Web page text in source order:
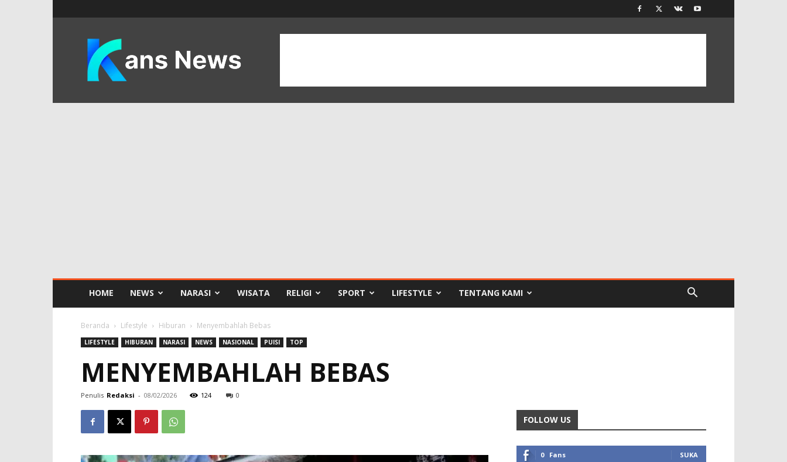
KANS
News
HOME NEWS NARASI WISATA RELIGI SPORT LIFESTYLE TENTANG KAMI
Beranda Lifestyle Hiburan Menyembahlah Bebas
LIFESTYLE HIBURAN NARASI NEWS NASIONAL PUISI TOP
MENYEMBAHLAH BEBAS
Penulis Redaksi - 08/02/2026 124 0
FOLLOW US
0 Fans SUKA